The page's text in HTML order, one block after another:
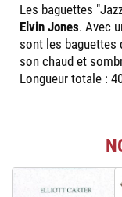
Les baguettes
Elvin Jones. Avec
sont les baguettes
son chaud et
Longueur totale :